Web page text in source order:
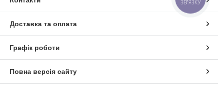
Доставка та оплата
Графік роботи
Повна версія сайту
ЗВ'ЯЗКУ